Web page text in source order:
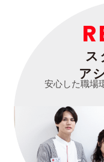
ス
ア
安心した職場